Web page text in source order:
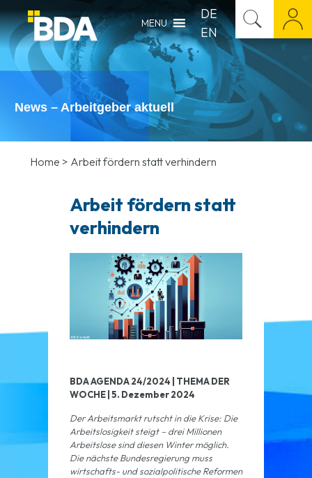
MENU
DE
EN
News – Arbeitgeber aktuell
Home > Arbeit fördern statt verhindern
Arbeit fördern statt
verhindern
BDA AGENDA 24/2024 | THEMA DER
WOCHE | 5. Dezember 2024
Der Arbeitsmarkt rutscht in die Krise: Die
Arbeitslosigkeit steigt – drei Millionen
Arbeitslose sind diesen Winter möglich.
Die nächste Bundesregierung muss
wirtschafts- und sozialpolitische Reformen